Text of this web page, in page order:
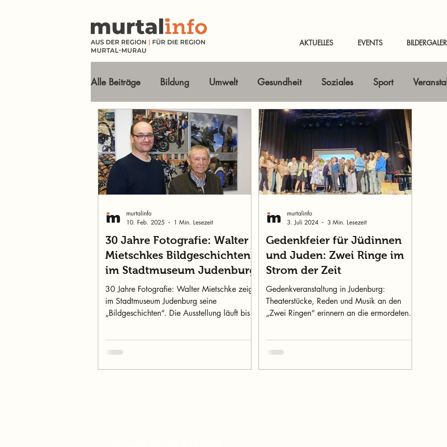
AKTUELLES EVENTS
Alle Beiträge Bildung Umwelt Gesundheit Soziales Sport
Tourismus Ausflugsziele Horizont erweitern Gastbeitrag Kunst & Kultur
Wirtschaft Freizeit Online-Magazin News Murtal & Murau News
30 Jahre Fotografie: Walter
Mietschkes Bildgeschichten
im Stadtmuseum Judenburg
30 Jahre Fotografie: Walter Mietschke zeigt
im Stadtmuseum Judenburg seine
„Bildgeschichten“. Die Ausstellung läuft bis
murtalinfo
10. Feb. 2025
1 Min. Lesezeit
Gedenkfeier für Jüdinnen
und Juden: Zwei Ringe im
Strom der Zeit
Gedenkveranstaltung in Judenburg:
Theaterstücke, Reden und Musik an den
„Zwei Ringen“ erinnern an die ermordeten
murtalinfo
3. Juli 2024
3 Min. Lesezeit